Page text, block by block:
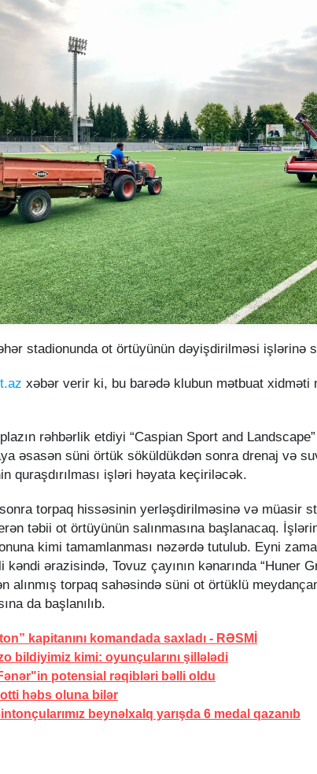
stadionunda ot örtüyünün dəyişdirilməsi işlərinə
xəbər verir ki, bu barədə klubun mətbuat xidməti
rəhbərlik etdiyi “Caspian Sport and
əsasən süni örtük söküldükdən sonra drenaj və
quraşdırılması işləri həyata keçiriləcək.
torpaq hissəsinin yerləşdirilməsinə və müasir
təbii ot örtüyünün salınmasına başlanacaq.
kimi tamamlanması nəzərdə tutulub. Eyni
kəndi ərazisində, Tovuz çayının kənarında “Huner
alınmış torpaq sahəsində süni ot örtüklü
da başlanılıb.
kapitanını komandada saxladı - RƏSMİ
bildiyimiz kimi: oyunçularını şillələdi
potensial rəqibləri bəlli oldu
həbs oluna bilər
beynəlxalq yarışda 6 medal qazanıb